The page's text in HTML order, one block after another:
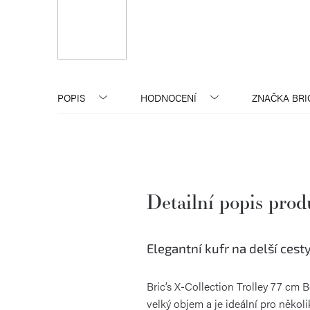
POPIS HODNOCENÍ ZNAČKA
Detailní popis
Elegantní kufr na delší
Bric’s X-Collection Trolley 77
velký objem a je ideální pro